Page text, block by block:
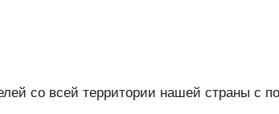
со всей территории нашей страны с